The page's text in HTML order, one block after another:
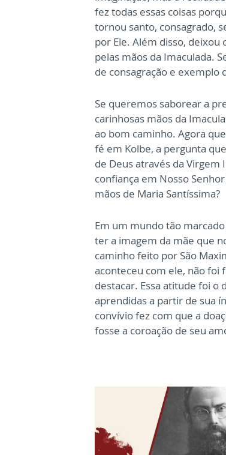
fez todas essas coisas
tornou santo, consagrado,
por Ele. Além disso, deixou
pelas mãos da Imaculada.
de consagração e exemplo
Se queremos saborear a
carinhosas mãos da
ao bom caminho. Agora
fé em Kolbe, a pergunta
de Deus através da Virgem
confiança em Nosso
mãos de Maria Santíssima?
Em um mundo tão
ter a imagem da mãe que
caminho feito por São
aconteceu com ele, não foi
destacar. Essa atitude foi
aprendidas a partir de sua
convívio fez com que a
fosse a coroação de seu